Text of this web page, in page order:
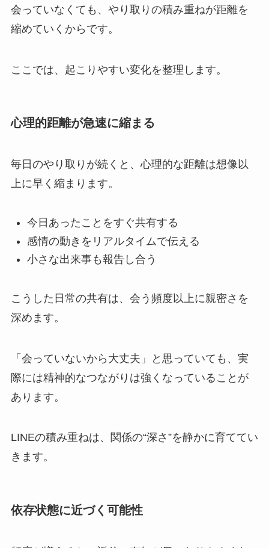
会っていなくても、やり取りの積み重ねが距離を
縮めていくからです。
ここでは、起こりやすい変化を整理します。
心理的距離が急速に縮まる
毎日のやり取りが続くと、心理的な距離は想像以
上に早く縮まります。
今日あったことをすぐ共有する
感情の動きをリアルタイムで伝える
小さな出来事も報告し合う
こうした日常の共有は、会う頻度以上に親密さを
深めます。
「会っていないから大丈夫」と思っていても、実
際には精神的なつながりは強くなっていることが
あります。
LINEの積み重ねは、関係の“深さ”を静かに育ててい
きます。
依存状態に近づく可能性